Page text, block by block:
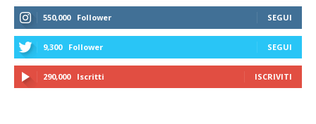
550,000 Follower SEGUI
9,300 Follower SEGUI
290,000 Iscritti ISCRIVITI